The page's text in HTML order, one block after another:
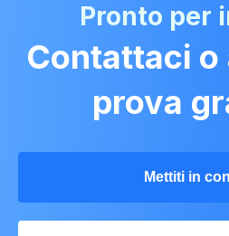
Pronto per
Contattaci o
prova
Mettiti in